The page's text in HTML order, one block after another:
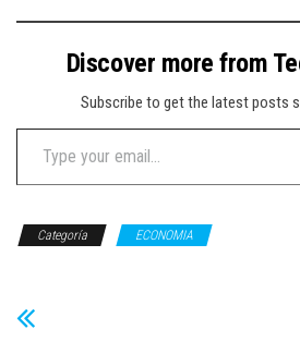
Discover more from
Subscribe to get the latest posts
Type your email…
Categoría ECONOMIA